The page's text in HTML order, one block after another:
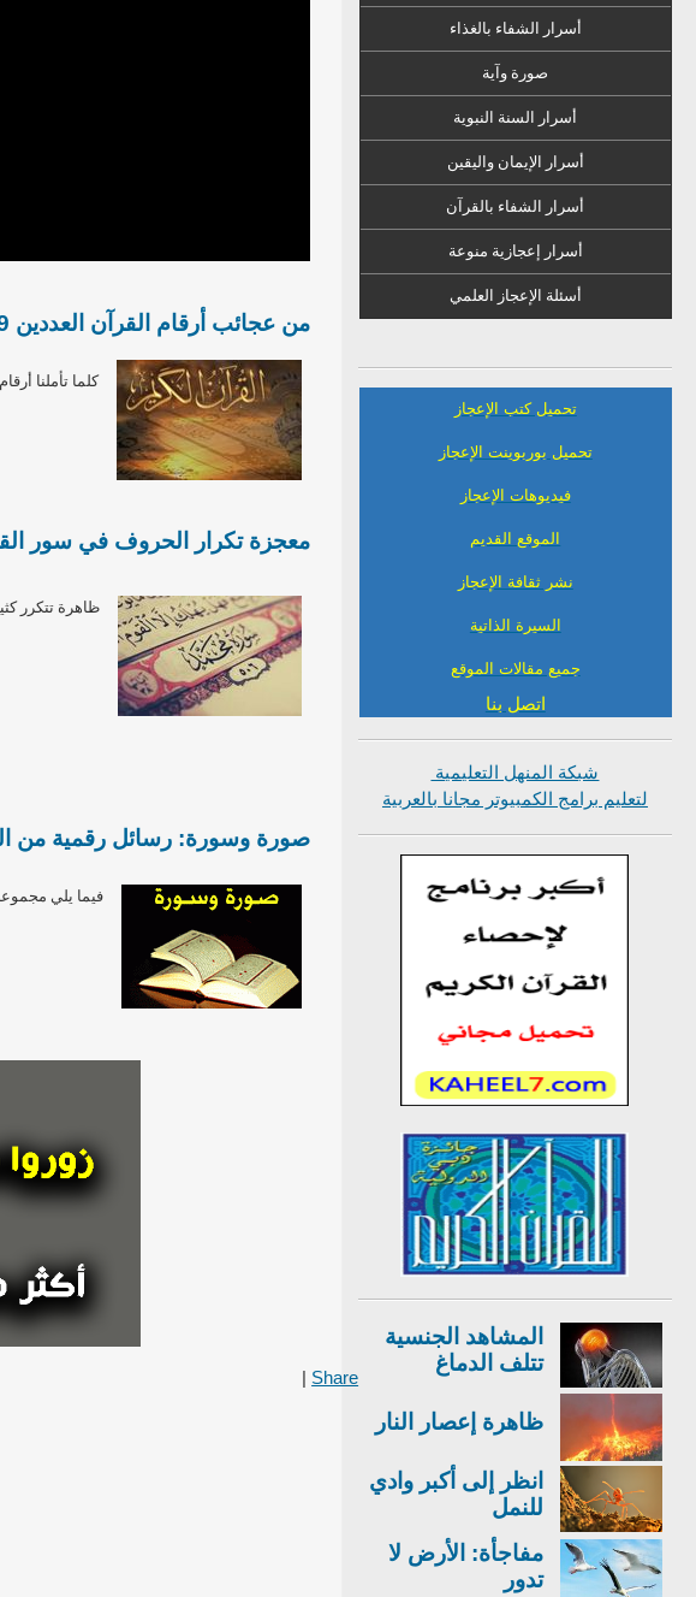
من عجائب أرقام القرآن العددين 99 و 63
كلما تأملنا
معجزة تكرار الحروف في سور
ظاهرة تتكرر
صورة وسورة: رسائل رقمية من
فيما يلي
Share
|
أسرار الشفاء بالغذاء
صورة وآية
أسرار السنة النبوية
أسرار الإيمان واليقين
أسرار الشفاء بالقرآن
أسرار إعجازية منوعة
أسئلة الإعجاز العلمي
تحميل كتب الإعجاز
تحميل بوربوينت الإعجاز
فيديوهات الإعجاز
الموقع القديم
نشر ثقافة الإعجاز
السيرة الذاتية
جميع مقالات الموقع
اتصل بنا
شبكة المنهل التعليمية
لتعليم برامج الكمبيوتر مجانا بالعربية
المشاهد الجنسية
تتلف الدماغ
ظاهرة إعصار النار
انظر إلى أكبر وادي
للنمل
مفاجأة: الأرض لا
تدور